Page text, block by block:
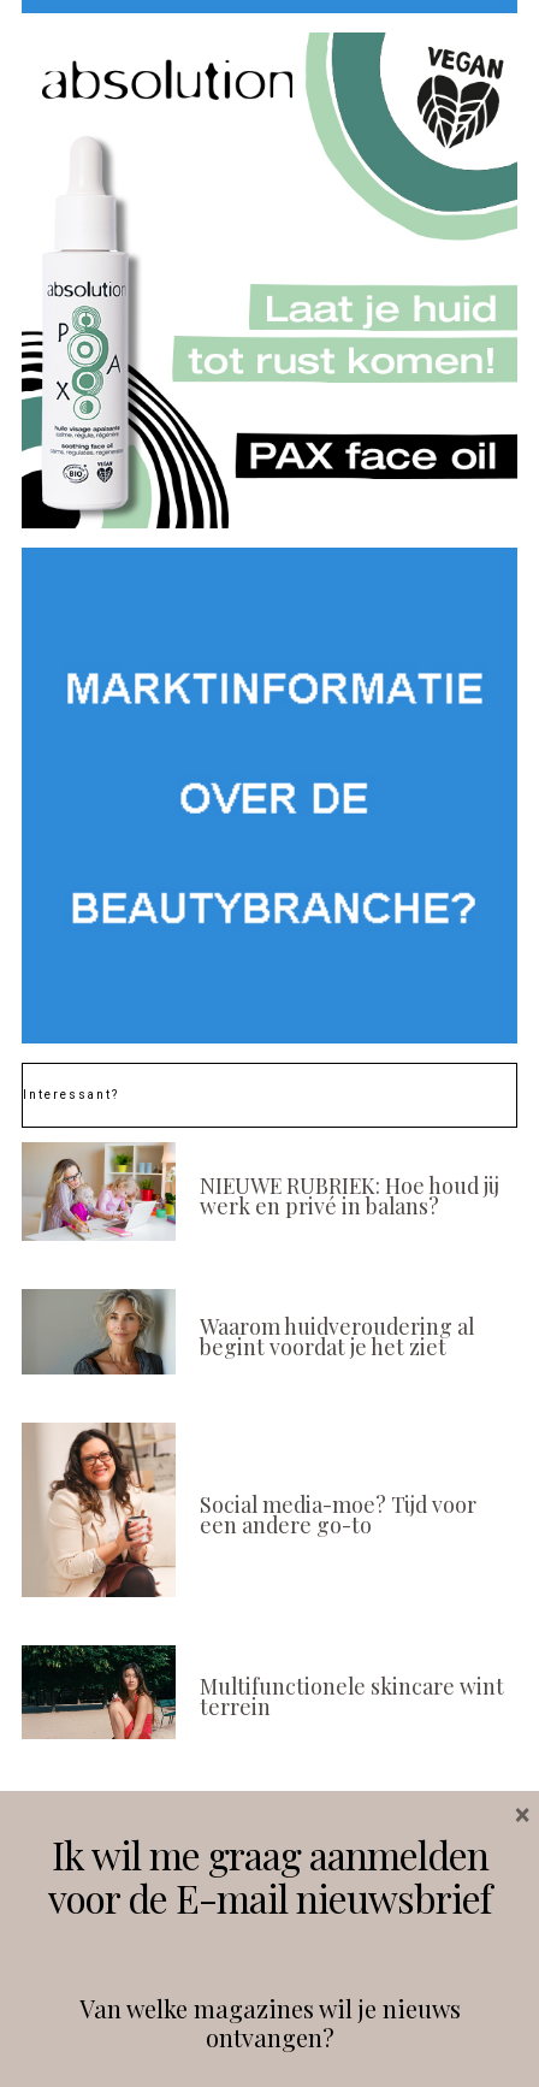
Interessant?
NIEUWE RUBRIEK: Hoe houd jij
werk en privé in balans?
Waarom huidveroudering al
begint voordat je het ziet
Social media-moe? Tijd voor
een andere go-to
Multifunctionele skincare wint
terrein
Instagram Facebook
debeautyprofessional
Ik wil me graag aanmelden
voor de E-mail nieuwsbrief
Van welke magazines wil je nieuws
ontvangen?
×